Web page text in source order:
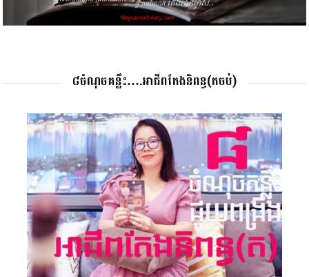
៨ចំណុចគន្លឹះ….អាជីពតែងនិពន្ធ(តចប់)